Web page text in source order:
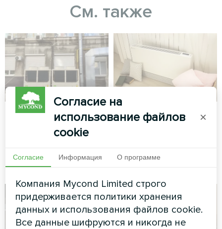
См. также
Офисный комплекс
Модульный тепловой насос
Частный дом
вентиляторного доводчика
Согласие на
использование файлов
cookie
×
Согласие Информация О программе
Компания Mycond Limited строго
придерживается политики хранения
данных и использования файлов cookie.
Все данные шифруются и никогда не